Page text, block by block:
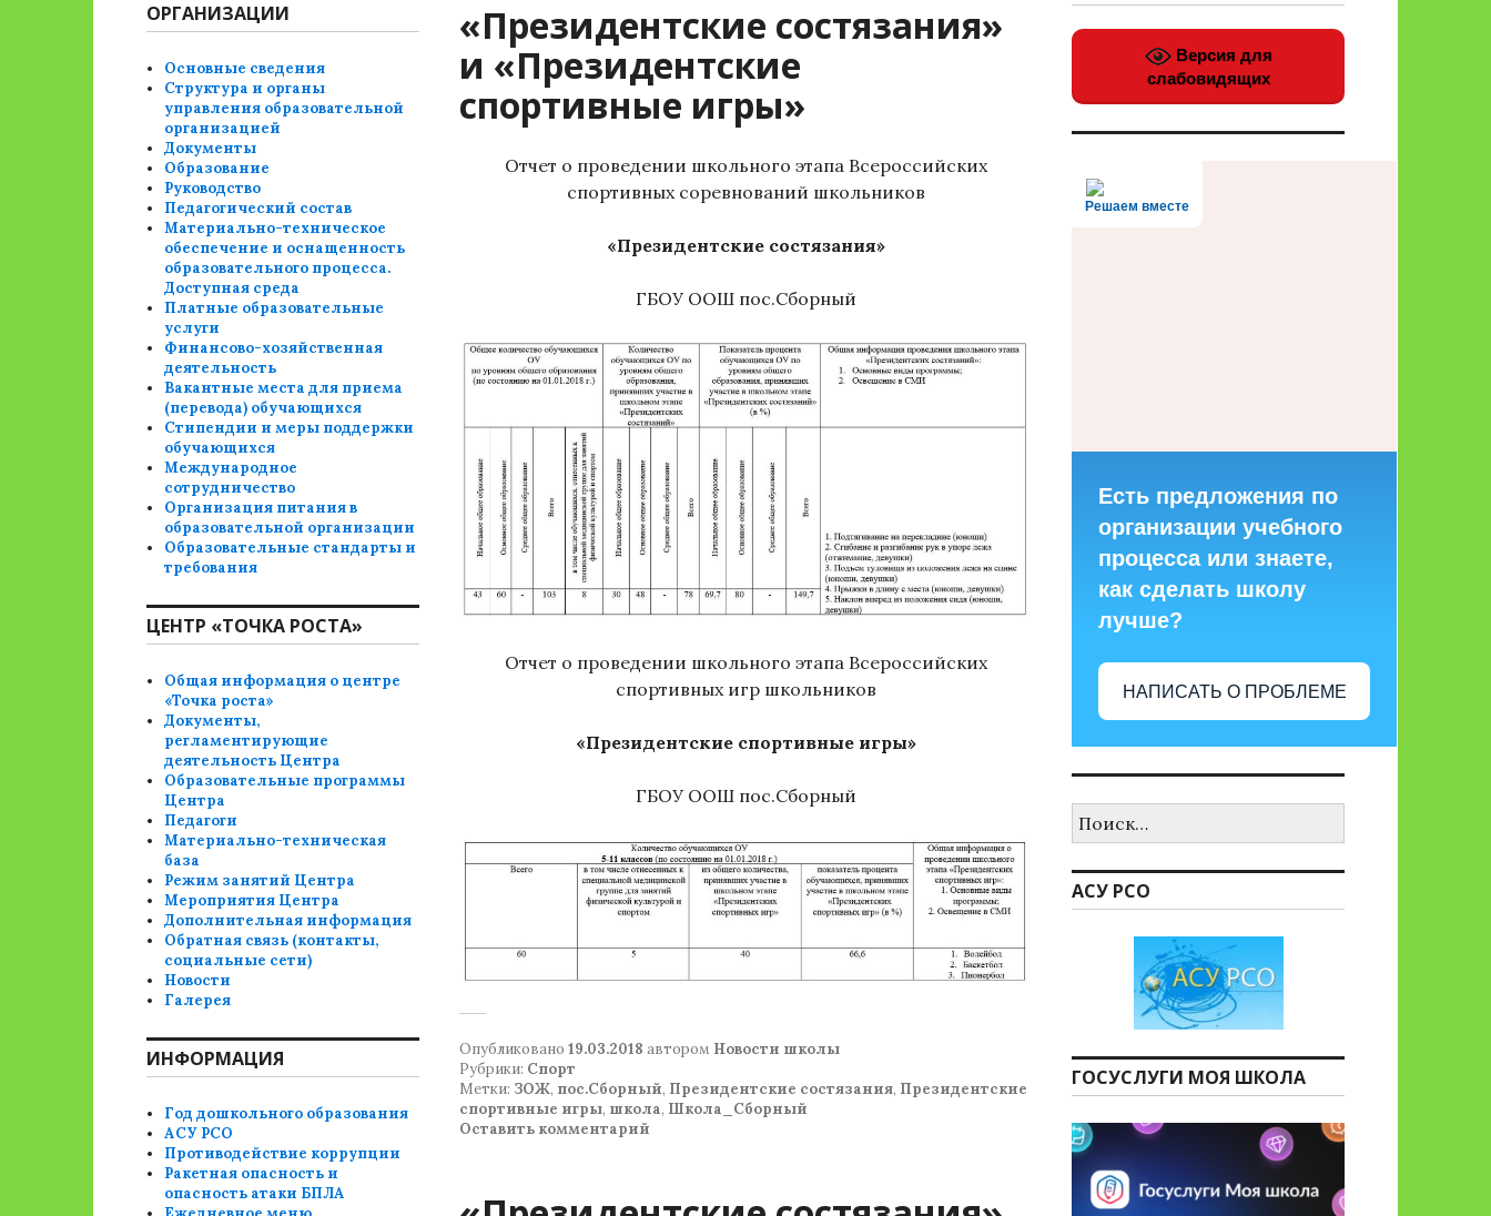
«Президентские состязания»
и «Президентские
спортивные игры»
Отчет о проведении школьного этапа Всероссийских
спортивных соревнований школьников
«Президентские состязания»
ГБОУ ООШ пос.Сборный
Отчет о проведении школьного этапа Всероссийских
спортивных игр школьников
«Президентские спортивные игры»
ГБОУ ООШ пос.Сборный
Опубликовано 19.03.2018 автором Новости школы
Рубрики: Спорт
Метки: ЗОЖ, пос.Сборный, Президентские состязания, Президентские
спортивные игры, школа, Школа_Сборный
Оставить комментарий
ОРГАНИЗАЦИИ
Основные сведения
Структура и органы
управления образовательной
организацией
Документы
Образование
Руководство
Педагогический состав
Материально-техническое
обеспечение и оснащенность
образовательного процесса.
Доступная среда
Платные образовательные
услуги
Финансово-хозяйственная
деятельность
Вакантные места для приема
(перевода) обучающихся
Стипендии и меры поддержки
обучающихся
Международное
сотрудничество
Организация питания в
образовательной организации
Образовательные стандарты и
требования
ЦЕНТР «ТОЧКА РОСТА»
Общая информация о центре
«Точка роста»
Документы,
регламентирующие
деятельность Центра
Образовательные программы
Центра
Педагоги
Материально-техническая
база
Режим занятий Центра
Мероприятия Центра
Дополнительная информация
Обратная связь (контакты,
социальные сети)
Новости
Галерея
ИНФОРМАЦИЯ
Год дошкольного образования
АСУ РСО
Противодействие коррупции
Ракетная опасность и
опасность атаки БПЛА
Версия для
слабовидящих
Решаем вместе
Есть предложения по
организации учебного
процесса или знаете,
как сделать школу
лучше?
НАПИСАТЬ О ПРОБЛЕМЕ
АСУ РСО
ГОСУСЛУГИ МОЯ ШКОЛА